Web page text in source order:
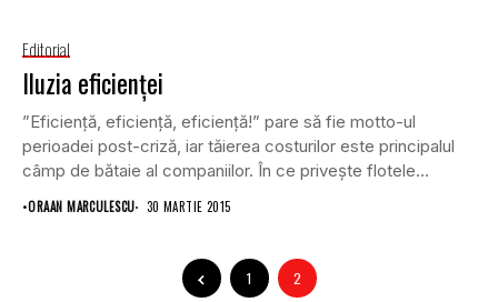
Editorial
Iluzia eficienței
”Eficiență, eficiență, eficiență!” pare să fie motto-ul
perioadei post-criză, iar tăierea costurilor este principalul
câmp de bătaie al companiilor. În ce privește flotele...
•ORAAN MARCULESCU 30 MARTIE 2015
1 2